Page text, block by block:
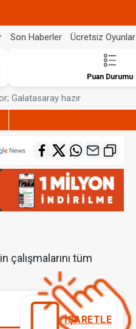
Son Haberler Ücretsiz Oyunlar
Puan Durumu
Galatasaray hazır
çalışmalarını tüm
İŞARETLE